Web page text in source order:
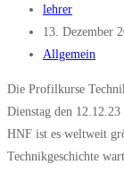
offiziell
ernannt
Beitrags-
Autor:
lehrer
Beitrag
veröffentlicht:
13. Dezember
Beitrags-
Allgemein
Die Profilkurse
Dienstag den
HNF ist es weltweit
Technikgeschichte